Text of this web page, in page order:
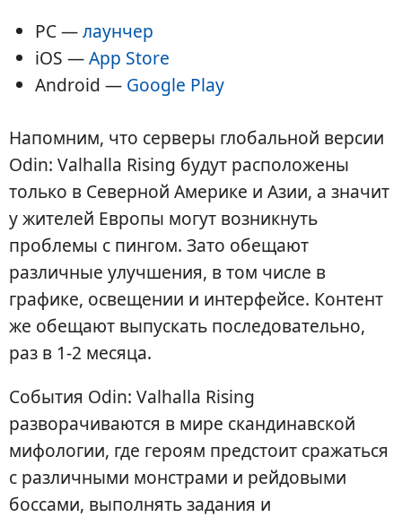
PC —лаунчер
iOS —App Store
Android — Google Play
Напомним, что серверы глобальной версии
Odin: Valhalla Rising будут расположены
только в Северной Америке и Азии, а значит
у жителей Европы могут возникнуть
проблемы с пингом. Зато обещают
различные улучшения, в том числе в
графике, освещении и интерфейсе. Контент
же обещают выпускать последовательно,
раз в 1-2 месяца.
События Odin: Valhalla Rising
разворачиваются в мире скандинавской
мифологии, где героям предстоит сражаться
с различными монстрами и рейдовыми
боссами, выполнять задания и